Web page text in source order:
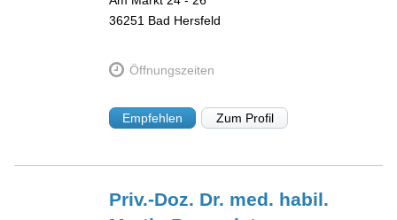
36251 Bad Hersfeld
Öffnungszeiten
Empfehlen Zum Profil
Priv.-Doz. Dr. med. habil.